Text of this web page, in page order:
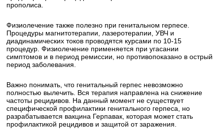
прополиса.
Физиолечение также полезно при генитальном герпесе.
Процедуры магнитотерапии, лазеротерапии, УВЧ и
диадинамических токов проводятся курсами по 10-15
процедур. Физиолечение применяется при угасании
симптомов и в период ремиссии, но противопоказано в острый
период заболевания.
Важно понимать, что генитальный герпес невозможно
полностью вылечить. Вся терапия направлена на снижение
частоты рецидивов. На данный момент не существует
специфической профилактики генитального герпеса, но
разрабатывается вакцина Герпавак, которая может стать
профилактикой рецидивов и защитой от заражения.